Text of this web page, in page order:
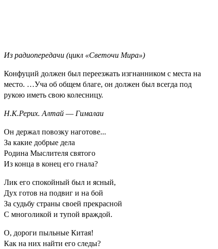
Из радиопередачи (цикл «Светочи Мира»)
Конфуций должен был переезжать изгнанником с места на
место. …Уча об общем благе, он должен был всегда под
рукою иметь свою колесницу.
Н.К.Рерих. Алтай — Гималаи
Он держал повозку наготове...
За какие добрые дела
Родина Мыслителя святого
Из конца в конец его гнала?
Лик его спокойный был и ясный,
Дух готов на подвиг и на бой
За судьбу страны своей прекрасной
С многоликой и тупой враждой.
О, дороги пыльные Китая!
Как на них найти его следы?